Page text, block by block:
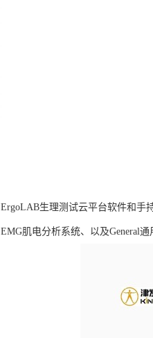
ErgoLAB生理测试云平台软件和手
EMG肌电分析系统、以及General通